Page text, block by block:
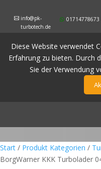
info@pk-
turbotech.de
Diese Website verwendet
Erfahrung zu bieten. Durch
Sie der Verwendung
01714778673
Start / Produkt Kategorien /
BorgWarner KKK Turbolader